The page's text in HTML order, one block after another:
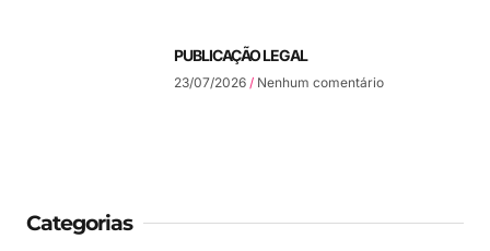
PUBLICAÇÃO LEGAL
23/07/2026 Nenhum comentário
Categorias